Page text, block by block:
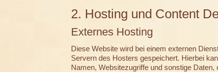
2. Hosting und Content
Externes Hosting
Diese Website wird bei einem externen
Servern des Hosters gespeichert. Hierbei
Namen, Websitezugriffe und sonstige